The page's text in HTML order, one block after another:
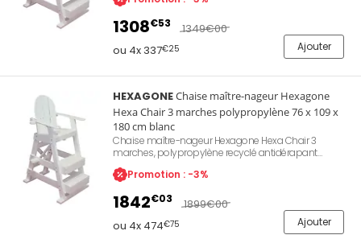
crochet bouée de sauvetage, chaise flottante.
1308€53 1349€00
ou 4x 337€25 Ajouter
HEXAGONEChaise maître-nageur Hexagone
Hexa Chair 3 marches polypropylène 76 x 109 x
180 cm blanc
Chaise maître-nageur Hexagone Hexa Chair 3
marches, polypropylène recyclé antidérapant
résistant au chlore et à l'eau de mer, hauteur d'assise
127 cm, dimensions 76 x 109 x 180 cm, poids 63 kg,
crochet bouée de sauvetage en option, flottante en
cas de chute à l'eau. Garantie Hexagone 2 ans.
Référence Z282FLG515WH.
Promotion : -3%
1842€03 1899€00
ou 4x 474€75 Ajouter